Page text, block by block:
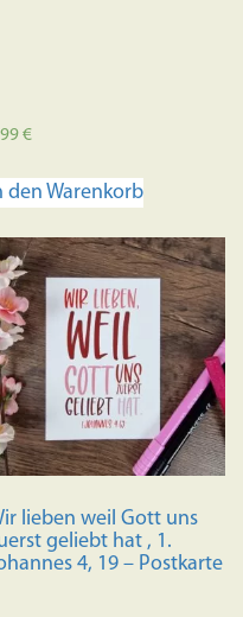
€
den Warenkorb
lieben weil Gott uns
geliebt hat , 1.
4, 19 – Postkarte